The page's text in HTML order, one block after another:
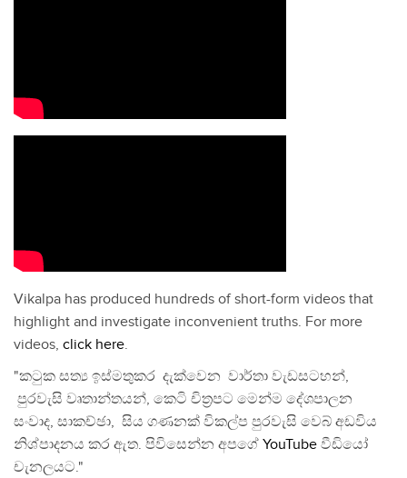
Vikalpa has produced hundreds of short-form videos that
highlight and investigate inconvenient truths. For more
videos, click here.
"කටුක සත්‍ය ඉස්මතුකර දැක්වෙන වාර්තා වැඩසටහන්,
පුරවැසි වෘතාන්තයන්, කෙටි චිත්‍රපට මෙන්ම දේශපාලන
සංවාද, සාකච්ඡා, සිය ගණනක් විකල්ප පුරවැසි වෙබ් අඩවිය
නිශ්පාදනය කර ඇත. පිවිසෙන්න අපගේ YouTube වීඩියෝ
චැනලයට."